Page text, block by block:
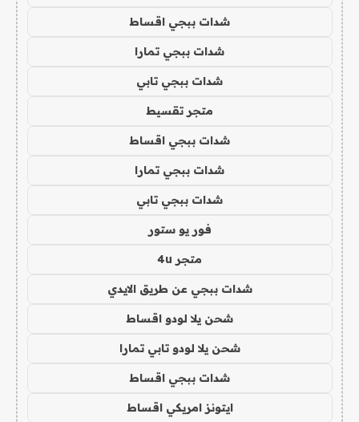
شدات ببجي اقساط
شدات ببجي تمارا
شدات ببجي تابي
متجر تقسيط
شدات ببجي اقساط
شدات ببجي تمارا
شدات ببجي تابي
فور يو ستور
متجر 4u
شدات ببجي عن طريق الايدي
شحن يلا لودو اقساط
شحن يلا لودو تابي تمارا
شدات ببجي اقساط
ايتونز امريكي اقساط